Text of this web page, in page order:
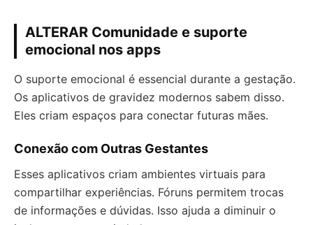
ALTERAR Comunidade e suporte
emocional nos apps
O suporte emocional é essencial durante a gestação.
Os aplicativos de gravidez modernos sabem disso.
Eles criam espaços para conectar futuras mães.
Conexão com Outras Gestantes
Esses aplicativos criam ambientes virtuais para
compartilhar experiências. Fóruns permitem trocas
de informações e dúvidas. Isso ajuda a diminuir o